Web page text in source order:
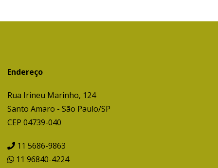
Endereço
Rua Irineu Marinho, 124
Santo Amaro - São Paulo/SP
CEP 04739-040
11 5686-9863
11 96840-4224